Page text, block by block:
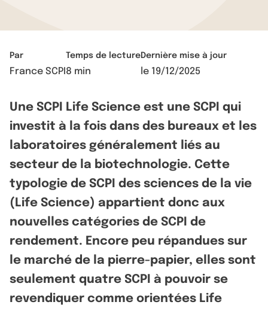
Par
France SCPI
Temps de lecture
8 min
Dernière mise à jour
le 19/12/2025
Une SCPI Life Science est une SCPI qui
investit à la fois dans des bureaux et les
laboratoires généralement liés au
secteur de la biotechnologie. Cette
typologie de SCPI des sciences de la vie
(Life Science) appartient donc aux
nouvelles catégories de SCPI de
rendement. Encore peu répandues sur
le marché de la pierre-papier, elles sont
seulement quatre SCPI à pouvoir se
revendiquer comme orientées Life